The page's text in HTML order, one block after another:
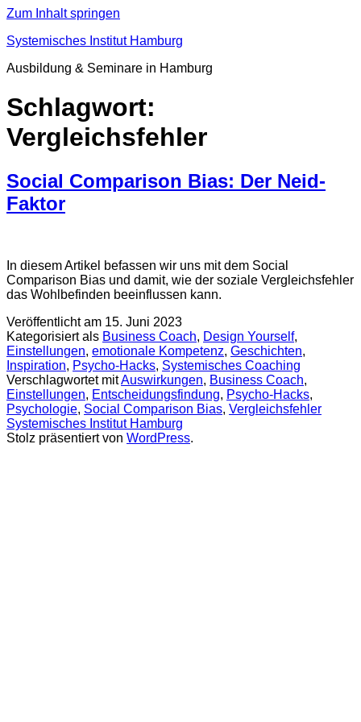
Zum Inhalt springen
Systemisches Institut Hamburg
Ausbildung & Seminare in Hamburg
Schlagwort:
Vergleichsfehler
Social Comparison Bias: Der Neid-
Faktor
In diesem Artikel befassen wir uns mit dem Social
Comparison Bias und damit, wie der soziale Vergleichsfehler
das Wohlbefinden beeinflussen kann.
Veröffentlicht am 15. Juni 2023
Kategorisiert als Business Coach, Design Yourself,
Einstellungen, emotionale Kompetenz, Geschichten,
Inspiration, Psycho-Hacks, Systemisches Coaching
Verschlagwortet mitAuswirkungen, Business Coach,
Einstellungen, Entscheidungsfindung, Psycho-Hacks,
Psychologie, Social Comparison Bias, Vergleichsfehler
Systemisches Institut Hamburg
Stolz präsentiert von WordPress.